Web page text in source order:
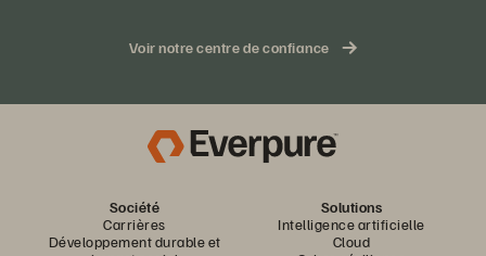
Voir notre centre de confiance
Société
Carrières
Développement durable et
Solutions
Intelligence artificielle
Cloud